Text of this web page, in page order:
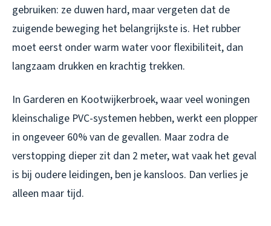
gebruiken: ze duwen hard, maar vergeten dat de
zuigende beweging het belangrijkste is. Het rubber
moet eerst onder warm water voor flexibiliteit, dan
langzaam drukken en krachtig trekken.
In Garderen en Kootwijkerbroek, waar veel woningen
kleinschalige PVC-systemen hebben, werkt een plopper
in ongeveer 60% van de gevallen. Maar zodra de
verstopping dieper zit dan 2 meter, wat vaak het geval
is bij oudere leidingen, ben je kansloos. Dan verlies je
alleen maar tijd.